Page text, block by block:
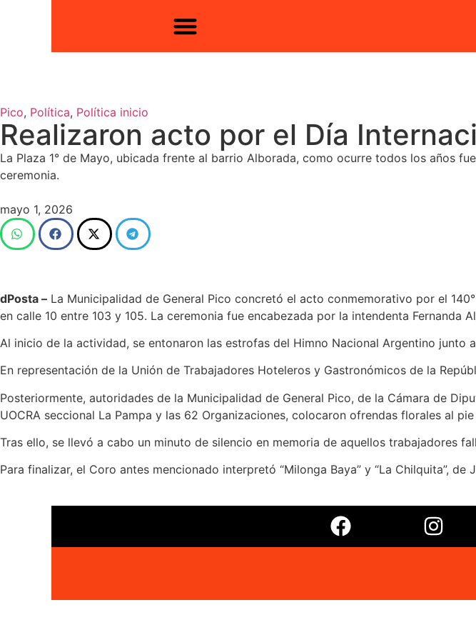
Pico, Política, Política inicio
Realizaron acto por el Día
La Plaza 1° de Mayo, ubicada frente al barrio Alborada, como ocurre todos los años
ceremonia.
mayo 1, 2026
dPosta – La Municipalidad de General Pico concretó el acto conmemorativo por el
en calle 10 entre 103 y 105. La ceremonia fue encabezada por la intendenta Fernanda
Al inicio de la actividad, se entonaron las estrofas del Himno Nacional Argentino junto
En representación de la Unión de Trabajadores Hoteleros y Gastronómicos de la
Posteriormente, autoridades de la Municipalidad de General Pico, de la Cámara de
UOCRA seccional La Pampa y las 62 Organizaciones, colocaron ofrendas florales al
Tras ello, se llevó a cabo un minuto de silencio en memoria de aquellos trabajadores
Para finalizar, el Coro antes mencionado interpretó “Milonga Baya” y “La Chilquita”, de